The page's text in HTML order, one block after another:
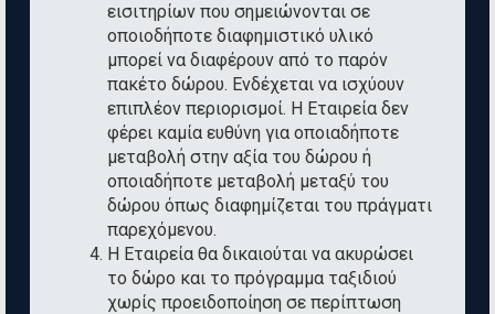
εισιτηρίων που σημειώνονται σε
οποιοδήποτε διαφημιστικό υλικό
μπορεί να διαφέρουν από το παρόν
πακέτο δώρου. Ενδέχεται να ισχύουν
επιπλέον περιορισμοί. Η Εταιρεία δεν
φέρει καμία ευθύνη για οποιαδήποτε
μεταβολή στην αξία του δώρου ή
οποιαδήποτε μεταβολή μεταξύ του
δώρου όπως διαφημίζεται του πράγματι
παρεχόμενου.
Η Εταιρεία θα δικαιούται να ακυρώσει
το δώρο και το πρόγραμμα ταξιδιού
χωρίς προειδοποίηση σε περίπτωση